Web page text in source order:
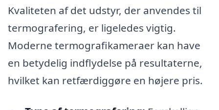
Kvaliteten af det udstyr, der anvendes til
termografering, er ligeledes vigtig.
Moderne termografikameraer kan have
en betydelig indflydelse på resultaterne,
hvilket kan retfærdiggøre en højere pris.